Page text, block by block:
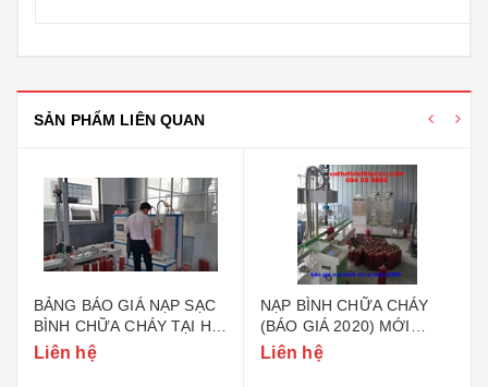
SẢN PHẨM LIÊN QUAN
BẢNG BÁO GIÁ NẠP SẠC
BÌNH CHỮA CHÁY TẠI HÀ
NỘI
Liên hệ
NẠP BÌNH CHỮA CHÁY
(BÁO GIÁ 2020) MỚI
NHẤT
Liên hệ